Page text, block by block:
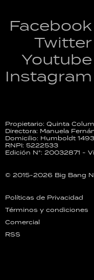
Facebook
Twitter
Youtube
Instagram
Propietario: Quinta
Directora: Manuela
Domicilio: Humboldt
RNPI: 5222533
Edición N°: 20032871 -
© 2015-2026 Big Bang
Políticas de Privacidad
Términos y condiciones
Comercial
RSS